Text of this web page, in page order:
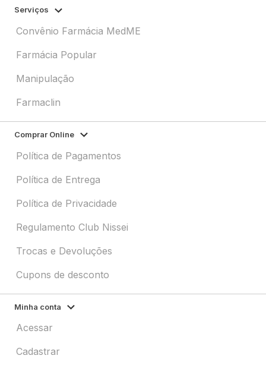
Serviços
Convênio Farmácia MedME
Farmácia Popular
Manipulação
Farmaclin
Comprar Online
Política de Pagamentos
Política de Entrega
Política de Privacidade
Regulamento Club Nissei
Trocas e Devoluções
Cupons de desconto
Minha conta
Acessar
Cadastrar